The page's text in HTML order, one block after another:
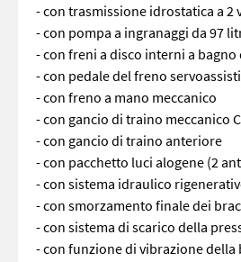
- con trasmissione idrostatica a 2
- con pompa a ingranaggi da 97
- con freni a disco interni a bagno
- con pedale del freno
- con freno a mano meccanico
- con gancio di traino meccanico
- con gancio di traino anteriore
- con pacchetto luci alogene (2
- con sistema idraulico
- con smorzamento finale dei
- con sistema di scarico della
- con funzione di vibrazione della